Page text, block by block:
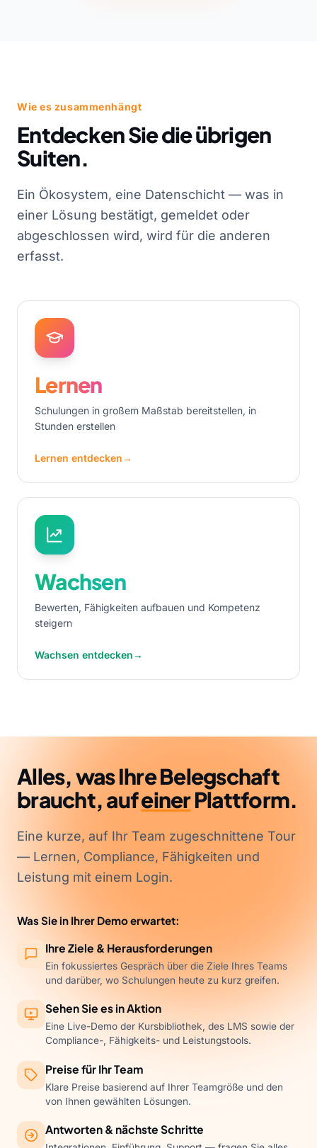
Wie es zusammenhängt
Entdecken Sie die übrigen
Suiten.
Ein Ökosystem, eine Datenschicht — was in
einer Lösung bestätigt, gemeldet oder
abgeschlossen wird, wird für die anderen
erfasst.
Lernen
Schulungen in großem Maßstab bereitstellen, in
Stunden erstellen
Lernen entdecken→
Wachsen
Bewerten, Fähigkeiten aufbauen und Kompetenz
steigern
Wachsen entdecken→
Alles, was Ihre Belegschaft
braucht, aufeinerPlattform.
Eine kurze, auf Ihr Team zugeschnittene Tour
— Lernen, Compliance, Fähigkeiten und
Leistung mit einem Login.
Was Sie in Ihrer Demo erwartet:
Ihre Ziele & Herausforderungen
Ein fokussiertes Gespräch über die Ziele Ihres Teams
und darüber, wo Schulungen heute zu kurz greifen.
Sehen Sie es in Aktion
Eine Live-Demo der Kursbibliothek, des LMS sowie der
Compliance-, Fähigkeits- und Leistungstools.
Preise für Ihr Team
Klare Preise basierend auf Ihrer Teamgröße und den
von Ihnen gewählten Lösungen.
Antworten & nächste Schritte